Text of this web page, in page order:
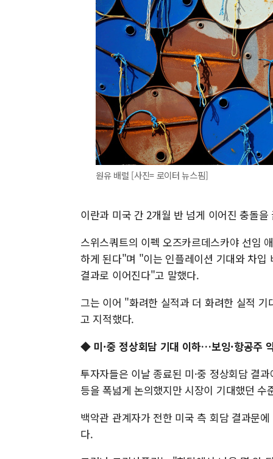
원유 배럴 [사진= 로이터 뉴스핌]
이란과 미국 간 2개월 반 넘게 이어진 충돌
스위스쿼트의 이펙 오즈카르데스카야 선임
하게 된다"며 "이는 인플레이션 기대와 차입
결과로 이어진다"고 말했다.
그는 이어 "화려한 실적과 더 화려한 실적
고 지적했다.
◆ 미·중 정상회담 기대 이하…보잉·항공주
투자자들은 이날 종료된 미·중 정상회담 결
등을 폭넓게 논의했지만 시장이 기대했던
백악관 관계자가 전한 미국 측 회담 결과문
다.